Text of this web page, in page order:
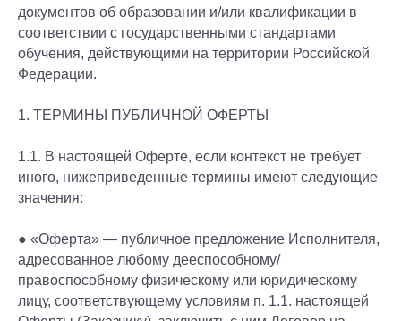
документов об образовании и/или квалификации в
соответствии с государственными стандартами
обучения, действующими на территории Российской
Федерации.
1. ТЕРМИНЫ ПУБЛИЧНОЙ ОФЕРТЫ
1.1. В настоящей Оферте, если контекст не требует
иного, нижеприведенные термины имеют следующие
значения:
● «Оферта» — публичное предложение Исполнителя,
адресованное любому дееспособному/
правоспособному физическому или юридическому
лицу, соответствующему условиям п. 1.1. настоящей